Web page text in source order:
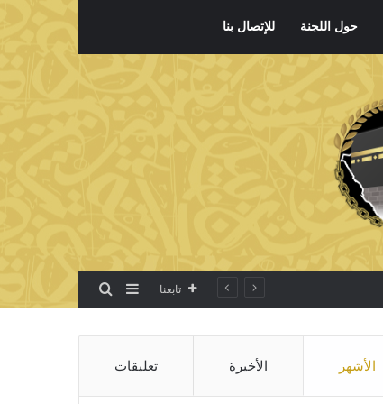
حول اللجنة للإتصال بنا
تابعنا إضافة عمود جانبي
بحث عن
الأشهر الأخيرة تعليقات